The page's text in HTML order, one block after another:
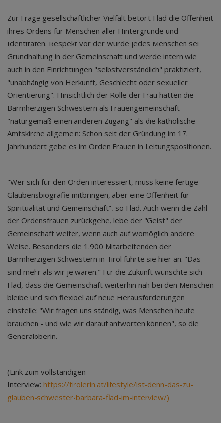
Zur Frage gesellschaftlicher Vielfalt betont Flad die Offenheit
ihres Ordens für Menschen aller Hintergründe und
Identitäten. Respekt vor der Würde jedes Menschen sei
Grundhaltung in der Gemeinschaft und werde intern wie
auch in den Einrichtungen "selbstverständlich" praktiziert,
"unabhängig von Herkunft, Geschlecht oder sexueller
Orientierung". Hinsichtlich der Rolle der Frau hätten die
Barmherzigen Schwestern als Frauengemeinschaft
"naturgemäß einen anderen Zugang" als die katholische
Amtskirche allgemein: Schon seit der Gründung im 17.
Jahrhundert gebe es im Orden Frauen in Leitungspositionen.
"Wer sich für den Orden interessiert, muss keine fertige
Glaubensbiografie mitbringen, aber eine Offenheit für
Spiritualität und Gemeinschaft", so Flad. Auch wenn die Zahl
der Ordensfrauen zurückgehe, lebe der "Geist" der
Gemeinschaft weiter, wenn auch auf womöglich andere
Weise. Besonders die 1.900 Mitarbeitenden der
Barmherzigen Schwestern in Tirol führte sie hier an. "Das
sind mehr als wir je waren." Für die Zukunft wünschte sich
Flad, dass die Gemeinschaft weiterhin nah bei den Menschen
bleibe und sich flexibel auf neue Herausforderungen
einstelle: "Wir fragen uns ständig, was Menschen heute
brauchen - und wie wir darauf antworten können", so die
Generaloberin.
(Link zum vollständigen
Interview: https://tirolerin.at/lifestyle/ist-denn-das-zu-
glauben-schwester-barbara-flad-im-interview/)